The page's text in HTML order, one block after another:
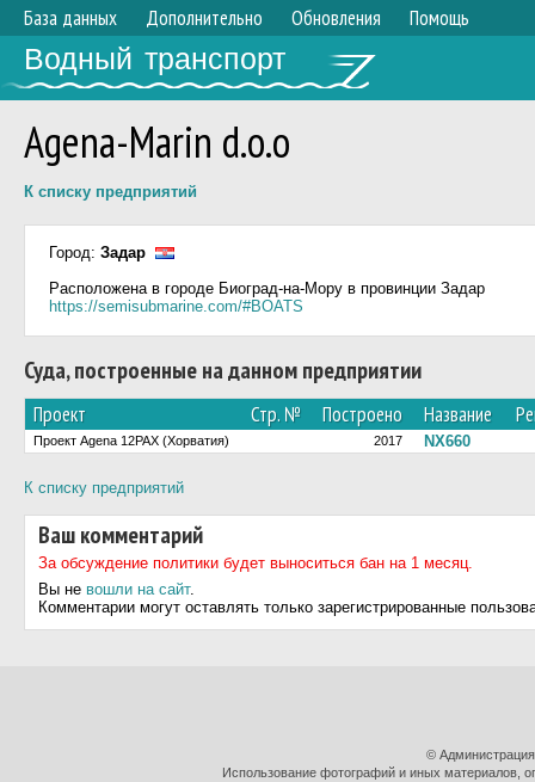
База данных Дополнительно Обновления Помощь
Водный транспорт
Agena-Marin d.o.o
К списку предприятий
Город: Задар
Расположена в городе Биоград-на-Мору в провинции Задар
https://semisubmarine.com/#BOATS
Суда, построенные на данном предприятии
Проект Стр. № Построено Название
Проект Agena 12PAX (Хорватия) 2017 NX660
К списку предприятий
Ваш комментарий
За обсуждение политики будет выноситься бан на 1 месяц.
Вы не вошли на сайт.
Комментарии могут оставлять только зарегистрированные
©
Использование фотографий и иных материалов,